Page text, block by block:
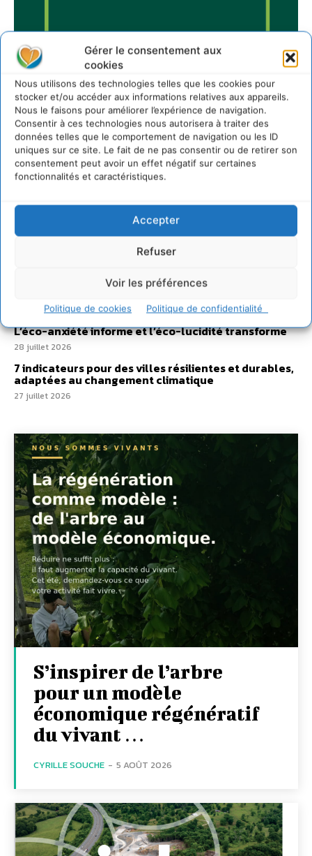
Gérer le consentement aux
cookies
Nous utilisons des technologies telles que les cookies pour
stocker et/ou accéder aux informations relatives aux appareils.
Nous le faisons pour améliorer l’expérience de navigation.
Consentir à ces technologies nous autorisera à traiter des
données telles que le comportement de navigation ou les ID
uniques sur ce site. Le fait de ne pas consentir ou de retirer son
consentement peut avoir un effet négatif sur certaines
fonctionnalités et caractéristiques.
Accepter
Refuser
Voir les préférences
Politique de cookies Politique de confidentialité
Sur Cdurable
Comment le sol français a perdu sa mémoire
hydrique et déréglé tout le territoire (2020-2026)
Développer notre attention aux espèces vivantes
non humaines avec les communs de Zoepolis
développement des forêts comestibles dans nos
29 juillet 2026
L’éco-anxiété informe et l’éco-lucidité transforme
28 juillet 2026
7 indicateurs pour des villes résilientes et durables,
adaptées au changement climatique
27 juillet 2026
S’inspirer de l’arbre
pour un modèle
économique régénératif
du vivant …
CYRILLE SOUCHE - 5 AOÛT 2026